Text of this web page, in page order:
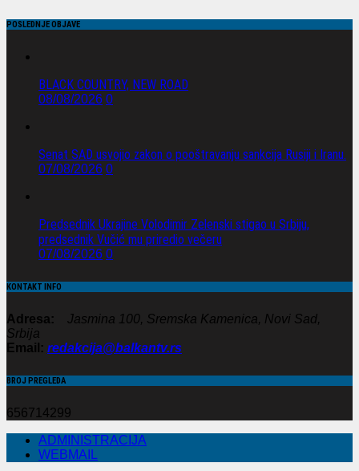
POSLEDNJE OBJAVE
BLACK COUNTRY, NEW ROAD
08/08/2026 0
Senat SAD usvojio zakon o pooštravanju sankcija Rusiji i Iranu.
07/08/2026 0
Predsednik Ukrajine Volodimir Zelenski stigao u Srbiju,
predsednik Vučić mu priredio večeru
07/08/2026 0
KONTAKT INFO
Adresa:
Jasmina 100, Sremska Kamenica, Novi Sad,
Srbija
Email: redakcija@balkantv.rs
BROJ PREGLEDA
656714299
ADMINISTRACIJA
WEBMAIL